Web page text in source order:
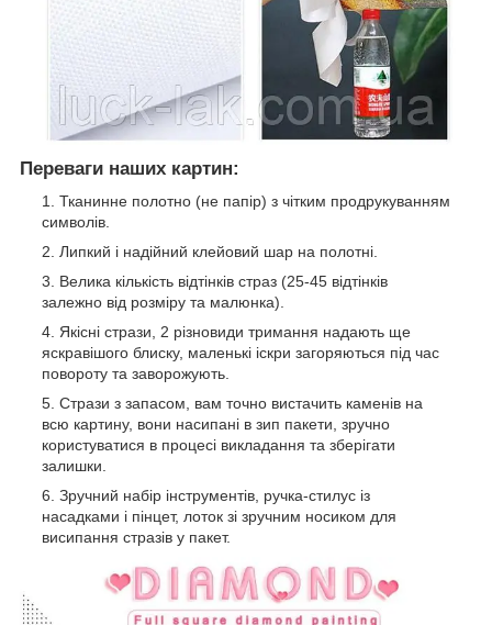
Переваги наших картин:
Тканинне полотно (не папір) з чітким продрукуванням
символів.
Липкий і надійний клейовий шар на полотні.
Велика кількість відтінків страз (25-45 відтінків
залежно від розміру та малюнка).
Якісні стрази, 2 різновиди тримання надають ще
яскравішого блиску, маленькі іскри загоряються під час
повороту та заворожують.
Стрази з запасом, вам точно вистачить каменів на
всю картину, вони насипані в зип пакети, зручно
користуватися в процесі викладання та зберігати
залишки.
Зручний набір інструментів, ручка-стилус із
насадками і пінцет, лоток зі зручним носиком для
висипання стразів у пакет.